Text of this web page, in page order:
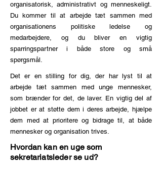
organisatorisk, administrativt og menneskeligt.
Du kommer til at arbejde tæt sammen med
organisationens politiske ledelse og
medarbejdere, og du bliver en vigtig
sparringspartner i både store og små
spørgsmål.
Det er en stilling for dig, der har lyst til at
arbejde tæt sammen med unge mennesker,
som brænder for det, de laver. En vigtig del af
jobbet er at støtte dem i deres arbejde, hjælpe
dem med at prioritere og bidrage til, at både
mennesker og organisation trives.
Hvordan kan en uge som
sekretariatsleder se ud?